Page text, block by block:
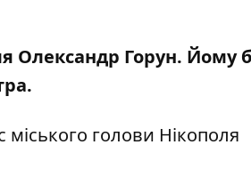
Олександр Горун. Йому
міського голови Нікополя